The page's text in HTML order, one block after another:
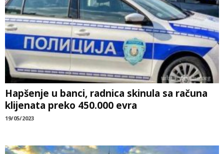
Hapšenje u banci, radnica skinula sa računa
klijenata preko 450.000 evra
19/05/2023